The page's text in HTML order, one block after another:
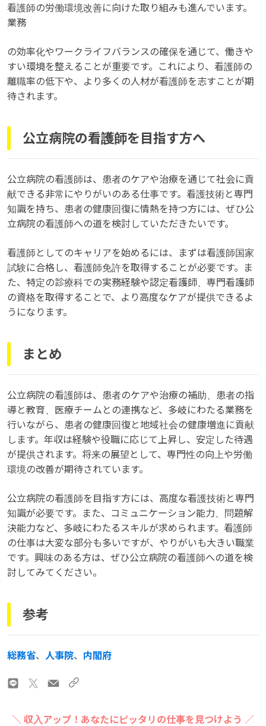
看護師の労働環境改善に向けた取り組みも進んでいます。
業務
の効率化やワークライフバランスの確保を通じて、働きや
すい環境を整えることが重要です。これにより、看護師の
離職率の低下や、より多くの人材が看護師を志すことが期
待されます。
公立病院の看護師を目指す方へ
公立病院の看護師は、患者のケアや治療を通じて社会に貢
献できる非常にやりがいのある仕事です。看護技術と専門
知識を持ち、患者の健康回復に情熱を持つ方には、ぜひ公
立病院の看護師への道を検討していただきたいです。
看護師としてのキャリアを始めるには、まずは看護師国家
試験に合格し、看護師免許を取得することが必要です。ま
た、特定の診療科での実務経験や認定看護師、専門看護師
の資格を取得することで、より高度なケアが提供できるよ
うになります。
まとめ
公立病院の看護師は、患者のケアや治療の補助、患者の指
導と教育、医療チームとの連携など、多岐にわたる業務を
行いながら、患者の健康回復と地域社会の健康増進に貢献
します。年収は経験や役職に応じて上昇し、安定した待遇
が提供されます。将来の展望として、専門性の向上や労働
環境の改善が期待されています。
公立病院の看護師を目指す方には、高度な看護技術と専門
知識が必要です。また、コミュニケーション能力、問題解
決能力など、多岐にわたるスキルが求められます。看護師
の仕事は大変な部分も多いですが、やりがいも大きい職業
です。興味のある方は、ぜひ公立病院の看護師への道を検
討してみてください。
参考
総務省、 人事院、 内閣府
＼ 収入アップ！あなたにピッタリの仕事を見つけよう ／